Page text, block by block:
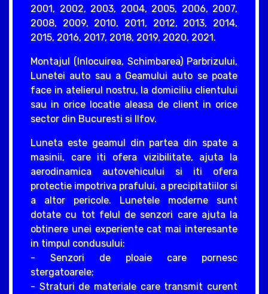
2001, 2002, 2003, 2004, 2005, 2006, 2007,
2008, 2009, 2010, 2011, 2012, 2013, 2014,
2015, 2016, 2017, 2018, 2019, 2020, 2021.
Montajul (Inlocuirea, Schimbarea) Parbrizului,
Lunetei auto sau a Geamului auto se poate
face in atelierul nostru, la domiciliu clientului
sau in orice locatie aleasa de client in orice
sector din Bucuresti si Ilfov.
Luneta este geamul din partea din spate a
masinii, care iti ofera vizibilitate, ajuta la
aerodinamica autovehicului si iti ofera
protectie impotriva prafului, a precipitatiilor si
a altor pericole. Lunetele moderne sunt
dotate cu tot felul de senzori care ajuta la
obtinere unei experiente cat mai interesante
in timpul condusului:
- Senzori de ploaie care pornesc
stergatoarele;
- Straturi de materiale care transmit curent